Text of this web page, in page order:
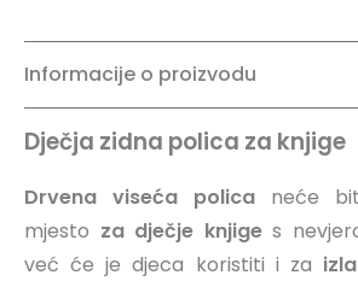
Informacije o proizvodu
Dječja zidna polica za knjige
Drvena viseća polica neće
mjesto za dječje knjiges
već će je djeca koristiti i za